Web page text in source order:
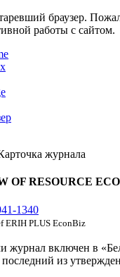
браузер.
работы с сайтом.
журнала
OF RESOURCE
1340
ERIH PLUS EconBiz
журнал включен в
последний из